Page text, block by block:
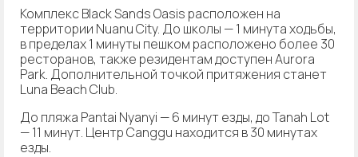
Комплекс Black Sands Oasis расположен на
территории Nuanu City. До школы — 1 минута ходьбы,
в пределах 1 минуты пешком расположено более 30
ресторанов, также резидентам доступен Aurora
Park. Дополнительной точкой притяжения станет
Luna Beach Club.
До пляжа Pantai Nyanyi — 6 минут езды, до Tanah Lot
— 11 минут. Центр Canggu находится в 30 минутах
езды.